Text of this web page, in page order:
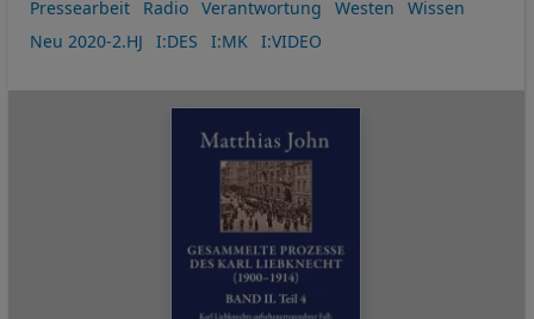
Pressearbeit
Radio Verantwortung Westen
Wissen
Neu 2020-2.HJ
I:DES I:MK I:VIDEO